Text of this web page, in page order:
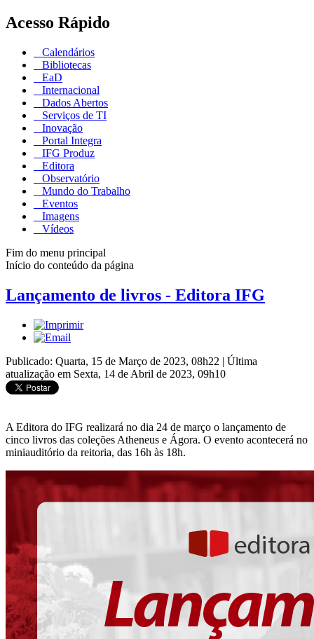
Acesso Rápido
Calendários
Bibliotecas
EaD
Internacional
Dados Abertos
Serviços de TI
Inovação
Portal Integra
IFG Produz
Editora
Observatório
Mundo do Trabalho
Eventos
Imagens
Vídeos
Fim do menu principal
Início do conteúdo da página
Lançamento de livros - Editora IFG
Publicado: Quarta, 15 de Março de 2023, 08h22 | Última
atualização em Sexta, 14 de Abril de 2023, 09h10
A Editora do IFG realizará no dia 24 de março o lançamento de
cinco livros das coleções Atheneus e Ágora. O evento acontecerá no
miniauditório da reitoria, das 16h às 18h.